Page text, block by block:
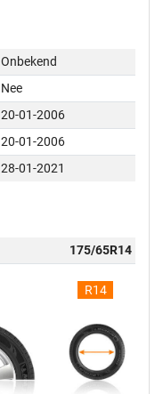
Onbekend
Nee
20-01-2006
20-01-2006
28-01-2021
175/65R14
R14